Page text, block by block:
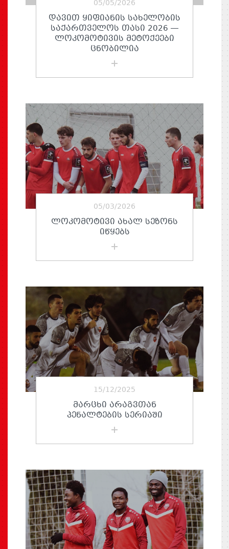
05/05/2026
ᲓᲐᲕᲘᲗ ᲧᲘᲤᲘᲐᲜᲘᲡ ᲡᲐᲮᲔᲚᲝᲑᲘᲡ
ᲡᲐᲥᲐᲠᲗᲕᲔᲚᲝᲡ ᲗᲐᲡᲘ 2026 —
ᲚᲝᲙᲝᲛᲝᲢᲘᲕᲘᲡ ᲛᲔᲢᲝᲥᲔᲔᲑᲘ
ᲪᲜᲝᲑᲘᲚᲘᲐ
05/03/2026
ᲚᲝᲙᲝᲛᲝᲢᲘᲕᲘ ᲐᲮᲐᲚ ᲡᲔᲖᲝᲜᲡ
ᲘᲬᲧᲔᲑᲡ
15/12/2025
ᲛᲐᲠᲪᲮᲘ ᲐᲠᲐᲒᲕᲗᲐᲜ
ᲞᲔᲜᲐᲚᲢᲔᲑᲘᲡ ᲡᲔᲠᲘᲐᲨᲘ